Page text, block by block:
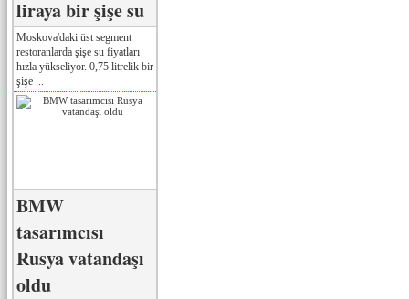
liraya bir şişe su
Moskova'daki üst segment
restoranlarda şişe su fiyatları
hızla yükseliyor. 0,75 litrelik bir
şişe ...
BMW
tasarımcısı
Rusya vatandaşı
oldu